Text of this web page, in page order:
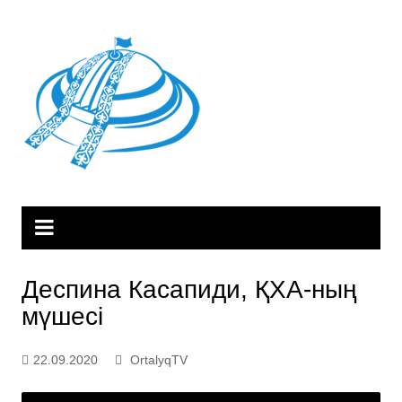
Деспина Касапиди, ҚХА-ның
мүшесі
22.09.2020 OrtalyqTV